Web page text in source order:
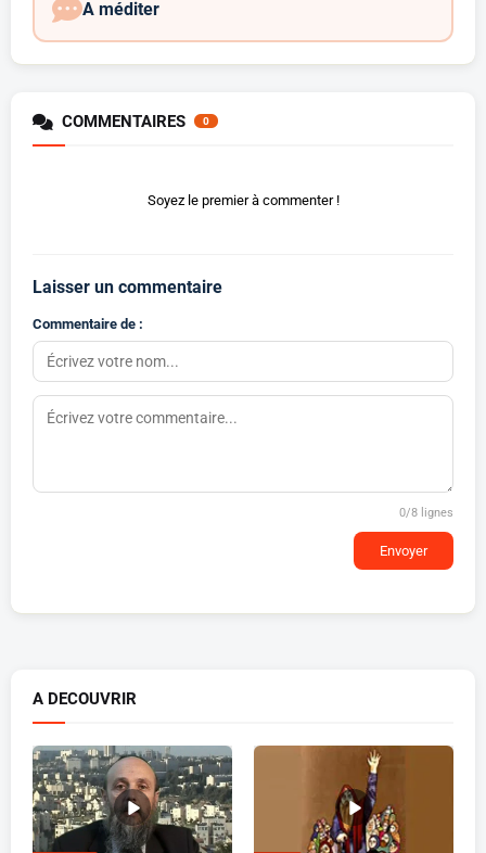
A méditer
COMMENTAIRES 0
Soyez le premier à commenter !
Laisser un commentaire
Commentaire de :
0/8 lignes
Envoyer
A DECOUVRIR